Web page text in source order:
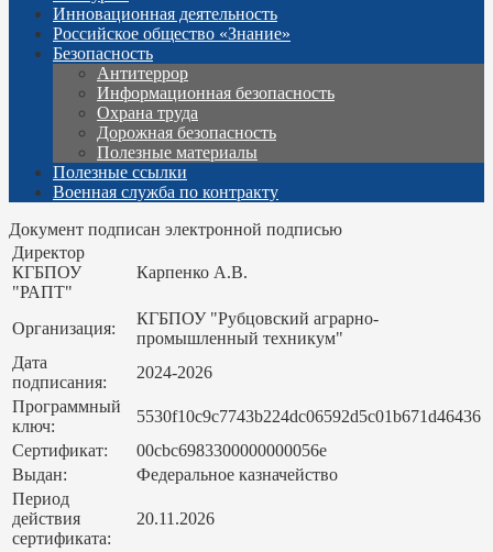
Инновационная деятельность
Российское общество «Знание»
Безопасность
Антитеррор
Информационная безопасность
Охрана труда
Дорожная безопасность
Полезные материалы
Полезные ссылки
Военная служба по контракту
Документ подписан электронной подписью
Директор
КГБПОУ
"РАПТ"
Карпенко А.В.
Организация:
КГБПОУ "Рубцовский аграрно-
промышленный техникум"
Дата
подписания:
2024-2026
Программный
ключ:
5530f10c9c7743b224dc06592d5c01b671d46436
Сертификат:
00cbc6983300000000056e
Выдан:
Федеральное казначейство
Период
действия
сертификата:
20.11.2026